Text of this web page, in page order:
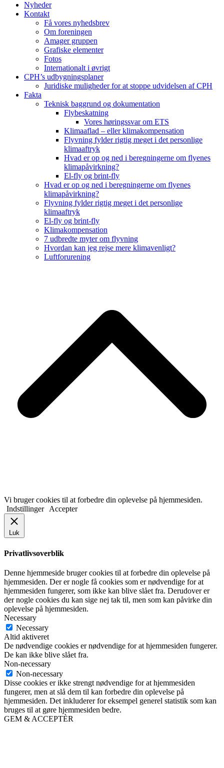
Nyheder
Kontakt
Få vores nyhedsbrev
Om foreningen
Amager gruppen
Grafiske elementer
Fotos
Internationalt i øvrigt
CPH’s udbygningsplaner
Juridiske muligheder for at stoppe udvidelsen af CPH
Fakta
Teknisk baggrund og dokumentation
Flybeskatning
Vores høringssvar om ETS
Klimaaflad – eller klimakompensation
Flyvning fylder rigtig meget i det personlige
klimaaftryk
Hvad er op og ned i beregningerne om flyenes
klimapåvirkning?
El-fly og brint-fly
Hvad er op og ned i beregningerne om flyenes
klimapåvirkning?
Flyvning fylder rigtig meget i det personlige
klimaaftryk
El-fly og brint-fly
Klimakompensation
7 udbredte myter om flyvning
Hvordan kan jeg rejse mere klimavenligt?
Luftforurening
Vi bruger cookies til at forbedre din oplevelse på hjemmesiden.
Indstillinger Accepter
Luk
Privatlivsoverblik
Denne hjemmeside bruger cookies til at forbedre din oplevelse på
hjemmesiden. Der er nogle få cookies som er nødvendige for at
hjemmesiden fungerer, som ikke kan blive slået fra. Derudover er
der nogle cookies du kan sige nej tak til, men som kan påvirke din
oplevelse på hjemmesiden.
Necessary
Necessary
Altid aktiveret
De nødvendige cookies er nødvendige for at hjemmesiden fungerer.
De kan ikke blive slået fra.
Non-necessary
Non-necessary
Disse cookies er ikke strengt nødvendige for at hjemmesiden
fungerer, men at slå dem til kan forbedre din oplevelse på
hjemmesiden. Det inkluderer for eksempel generel statistik som kan
bruges til at gøre hjemmesiden bedre.
GEM & ACCEPTÈR